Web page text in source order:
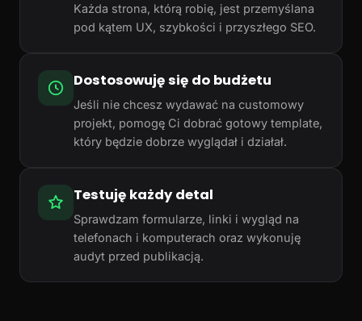
Każda strona, którą robię, jest przemyślana
pod kątem UX, szybkości i przyszłego SEO.
Dostosowuję się do budżetu
Jeśli nie chcesz wydawać na customowy
projekt, pomogę Ci dobrać gotowy template,
który będzie dobrze wyglądał i działał.
Testuję każdy detal
Sprawdzam formularze, linki i wygląd na
telefonach i komputerach oraz wykonuję
audyt przed publikacją.